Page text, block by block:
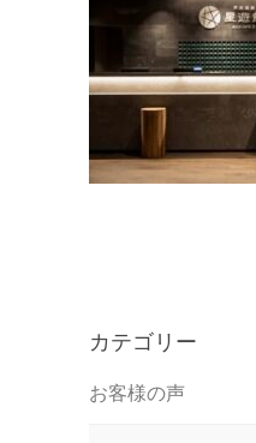
カテゴリー
お客様の声